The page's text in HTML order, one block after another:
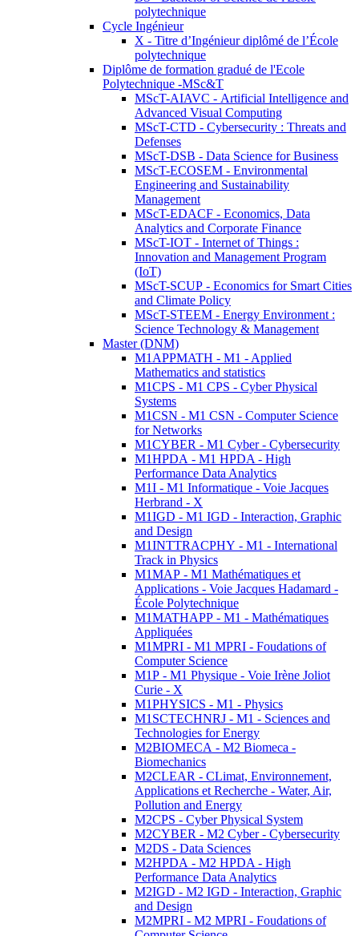
polytechnique
Cycle Ingénieur
X - Titre d’Ingénieur diplômé de l’École
polytechnique
Diplôme de formation gradué de l'Ecole
Polytechnique -MSc&T
MScT-AIAVC - Artificial Intelligence and
Advanced Visual Computing
MScT-CTD - Cybersecurity : Threats and
Defenses
MScT-DSB - Data Science for Business
MScT-ECOSEM - Environmental
Engineering and Sustainability
Management
MScT-EDACF - Economics, Data
Analytics and Corporate Finance
MScT-IOT - Internet of Things :
Innovation and Management Program
(IoT)
MScT-SCUP - Economics for Smart Cities
and Climate Policy
MScT-STEEM - Energy Environment :
Science Technology & Management
Master (DNM)
M1APPMATH - M1 - Applied
Mathematics and statistics
M1CPS - M1 CPS - Cyber Physical
Systems
M1CSN - M1 CSN - Computer Science
for Networks
M1CYBER - M1 Cyber - Cybersecurity
M1HPDA - M1 HPDA - High
Performance Data Analytics
M1I - M1 Informatique - Voie Jacques
Herbrand - X
M1IGD - M1 IGD - Interaction, Graphic
and Design
M1INTTRACPHY - M1 - International
Track in Physics
M1MAP - M1 Mathématiques et
Applications - Voie Jacques Hadamard -
École Polytechnique
M1MATHAPP - M1 - Mathématiques
Appliquées
M1MPRI - M1 MPRI - Foudations of
Computer Science
M1P - M1 Physique - Voie Irène Joliot
Curie - X
M1PHYSICS - M1 - Physics
M1SCTECHNRJ - M1 - Sciences and
Technologies for Energy
M2BIOMECA - M2 Biomeca -
Biomechanics
M2CLEAR - CLimat, Environnement,
Applications et Recherche - Water, Air,
Pollution and Energy
M2CPS - Cyber Physical System
M2CYBER - M2 Cyber - Cybersecurity
M2DS - Data Sciences
M2HPDA - M2 HPDA - High
Performance Data Analytics
M2IGD - M2 IGD - Interaction, Graphic
and Design
M2MPRI - M2 MPRI - Foudations of